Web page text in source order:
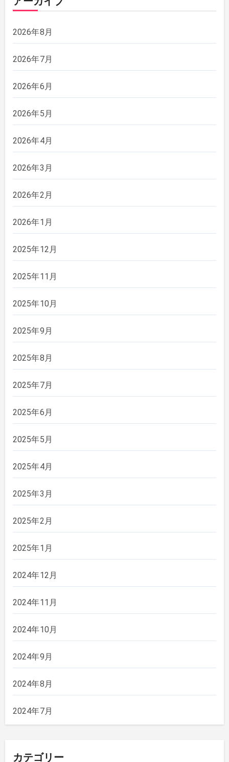
2026年8月
2026年7月
2026年6月
2026年5月
2026年4月
2026年3月
2026年2月
2026年1月
2025年12月
2025年11月
2025年10月
2025年9月
2025年8月
2025年7月
2025年6月
2025年5月
2025年4月
2025年3月
2025年2月
2025年1月
2024年12月
2024年11月
2024年10月
2024年9月
2024年8月
2024年7月
カテゴリー